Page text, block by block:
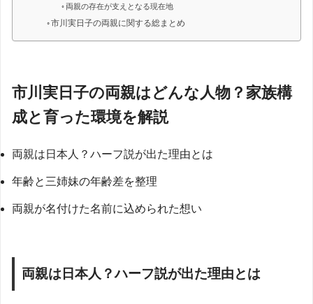
両親の存在が支えとなる現在地
市川実日子の両親に関する総まとめ
市川実日子の両親はどんな人物？家族構
成と育った環境を解説
両親は日本人？ハーフ説が出た理由とは
年齢と三姉妹の年齢差を整理
両親が名付けた名前に込められた想い
両親は日本人？ハーフ説が出た理由とは